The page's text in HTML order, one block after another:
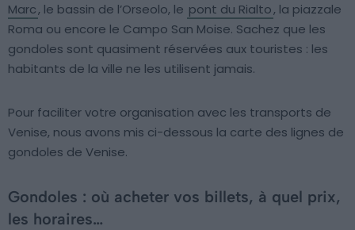
Marc, le bassin de l’Orseolo, le pont du Rialto, la piazzale
Roma ou encore le Campo San Moise. Sachez que les
gondoles sont quasiment réservées aux touristes : les
habitants de la ville ne les utilisent jamais.
Pour faciliter votre organisation avec les transports de
Venise, nous avons mis ci-dessous la carte des lignes de
gondoles de Venise.
Gondoles : où acheter vos billets, à quel prix,
les horaires…